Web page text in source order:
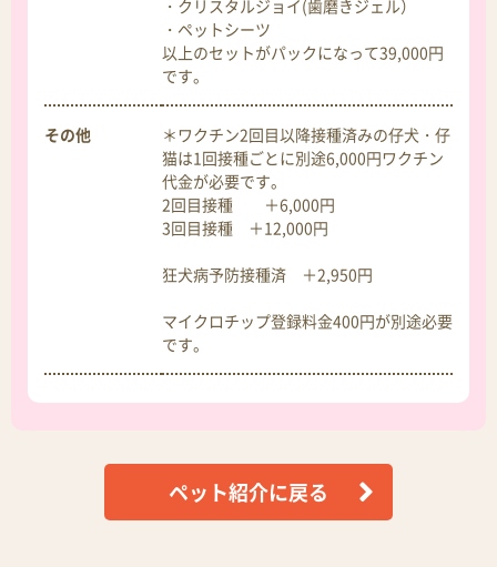
・クリスタルジョイ(歯磨きジェル）
・ペットシーツ
以上のセットがパックになって39,000円
です。
その他
＊ワクチン2回目以降接種済みの仔犬・仔
猫は1回接種ごとに別途6,000円ワクチン
代金が必要です。
2回目接種 ＋6,000円
3回目接種 ＋12,000円
狂犬病予防接種済 ＋2,950円
マイクロチップ登録料金400円が別途必要
です。
ペット紹介に戻る